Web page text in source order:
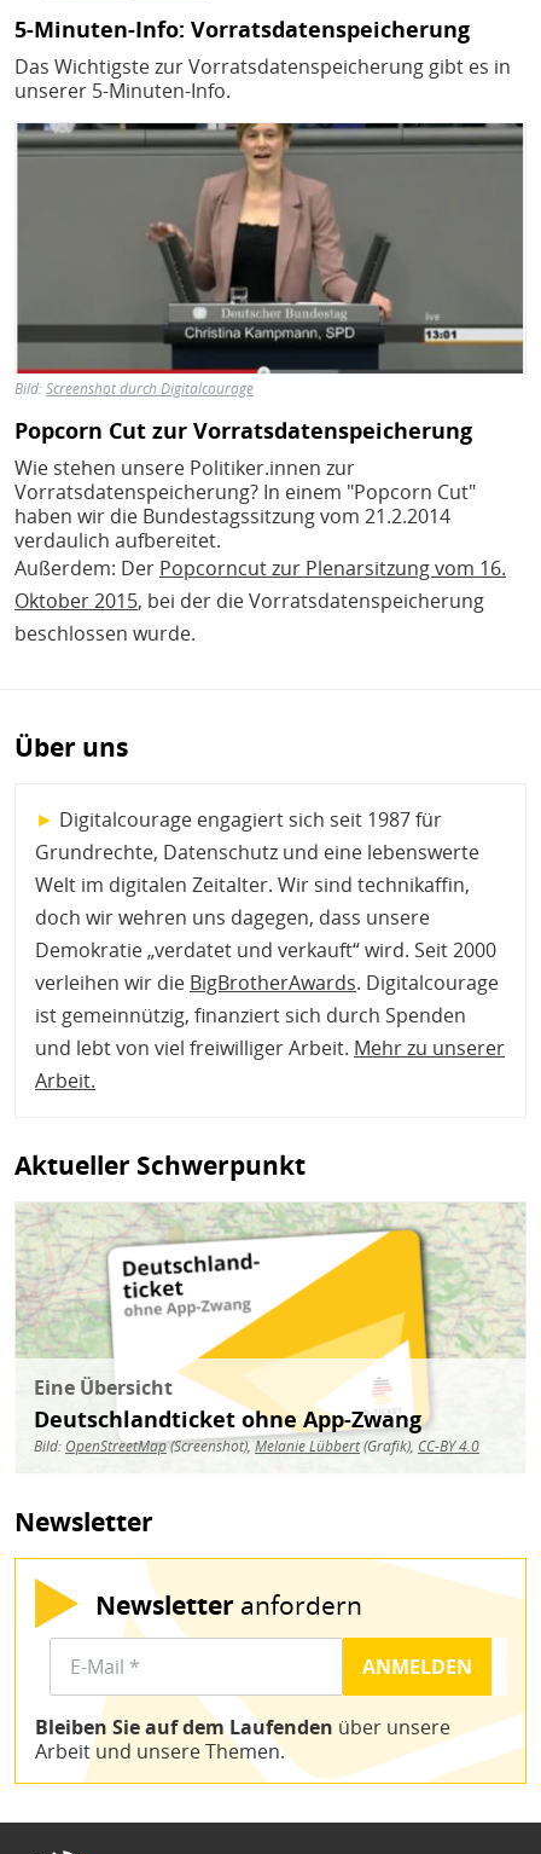
5-Minuten-Info: Vorratsdatenspeicherung
Das Wichtigste zur Vorratsdatenspeicherung gibt es in
unserer 5-Minuten-Info.
Bild
Bild:Screenshot durch Digitalcourage
Popcorn Cut zur Vorratsdatenspeicherung
Wie stehen unsere Politiker.innen zur
Vorratsdatenspeicherung? In einem "Popcorn Cut"
haben wir die Bundestagssitzung vom 21.2.2014
verdaulich aufbereitet.
Außerdem: Der Popcorncut zur Plenarsitzung vom 16.
Oktober 2015, bei der die Vorratsdatenspeicherung
beschlossen wurde.
Über uns
► Digitalcourage engagiert sich seit 1987 für
Grundrechte, Datenschutz und eine lebenswerte
Welt im digitalen Zeitalter. Wir sind technikaffin,
doch wir wehren uns dagegen, dass unsere
Demokratie „verdatet und verkauft“ wird. Seit 2000
verleihen wir die BigBrotherAwards. Digitalcourage
ist gemeinnützig, finanziert sich durch Spenden
und lebt von viel freiwilliger Arbeit. Mehr zu unserer
Arbeit.
Aktueller Schwerpunkt
Bild
Eine Übersicht
Deutschlandticket ohne App-Zwang
Bild: OpenStreetMap(Screenshot),Melanie Lübbert(Grafik), CC-BY 4.0
Newsletter
Newsletter anfordern
Bleiben Sie auf dem Laufenden über unsere
Arbeit und unsere Themen.